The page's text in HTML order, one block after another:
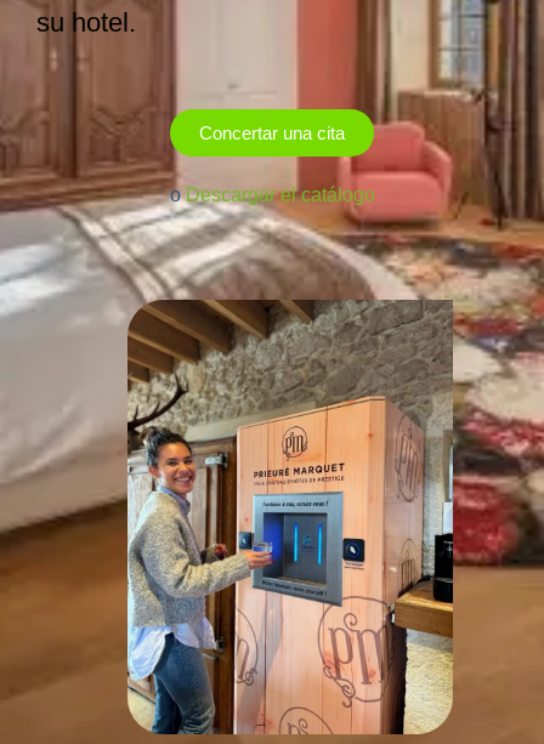
su hotel.
Concertar una cita
oDescargar el catálogo